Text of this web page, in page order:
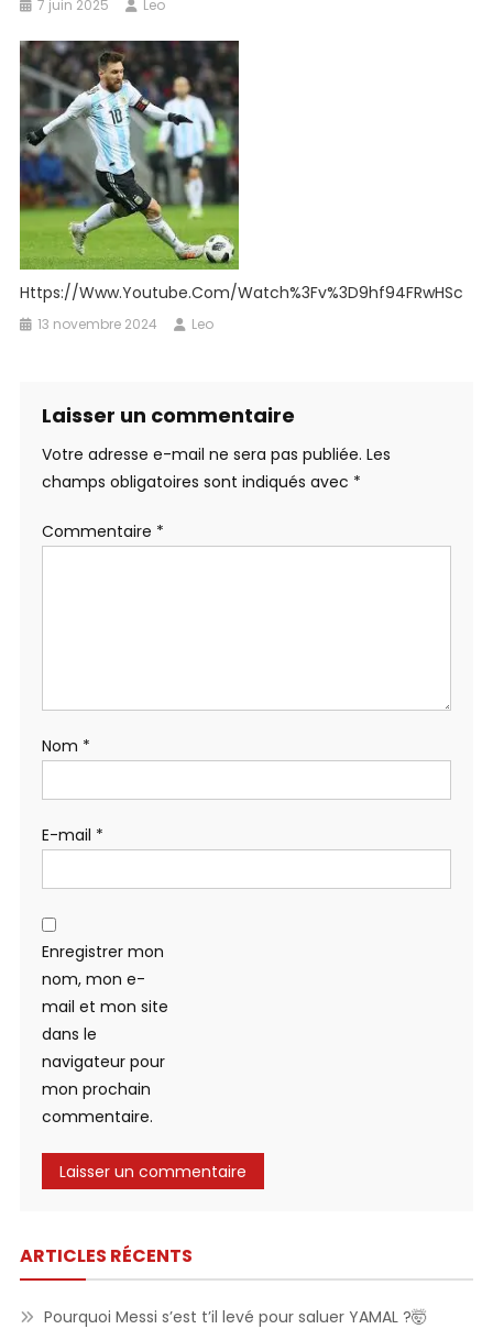
7 juin 2025 Leo
Https://www.youtube.com/watch%3Fv%3D9hf94FRwHSc
13 novembre 2024 Leo
Laisser un commentaire
Votre adresse e-mail ne sera pas publiée. Les
champs obligatoires sont indiqués avec *
Commentaire *
Nom *
E-mail *
Enregistrer mon
nom, mon e-
mail et mon site
dans le
navigateur pour
mon prochain
commentaire.
ARTICLES RÉCENTS
Pourquoi Messi s’est t’il levé pour saluer YAMAL ?🤯